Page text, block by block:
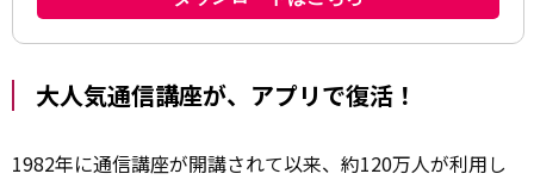
大人気通信講座が、アプリで復活！
1982年に通信講座が開講されて以来、約120万人が利用し